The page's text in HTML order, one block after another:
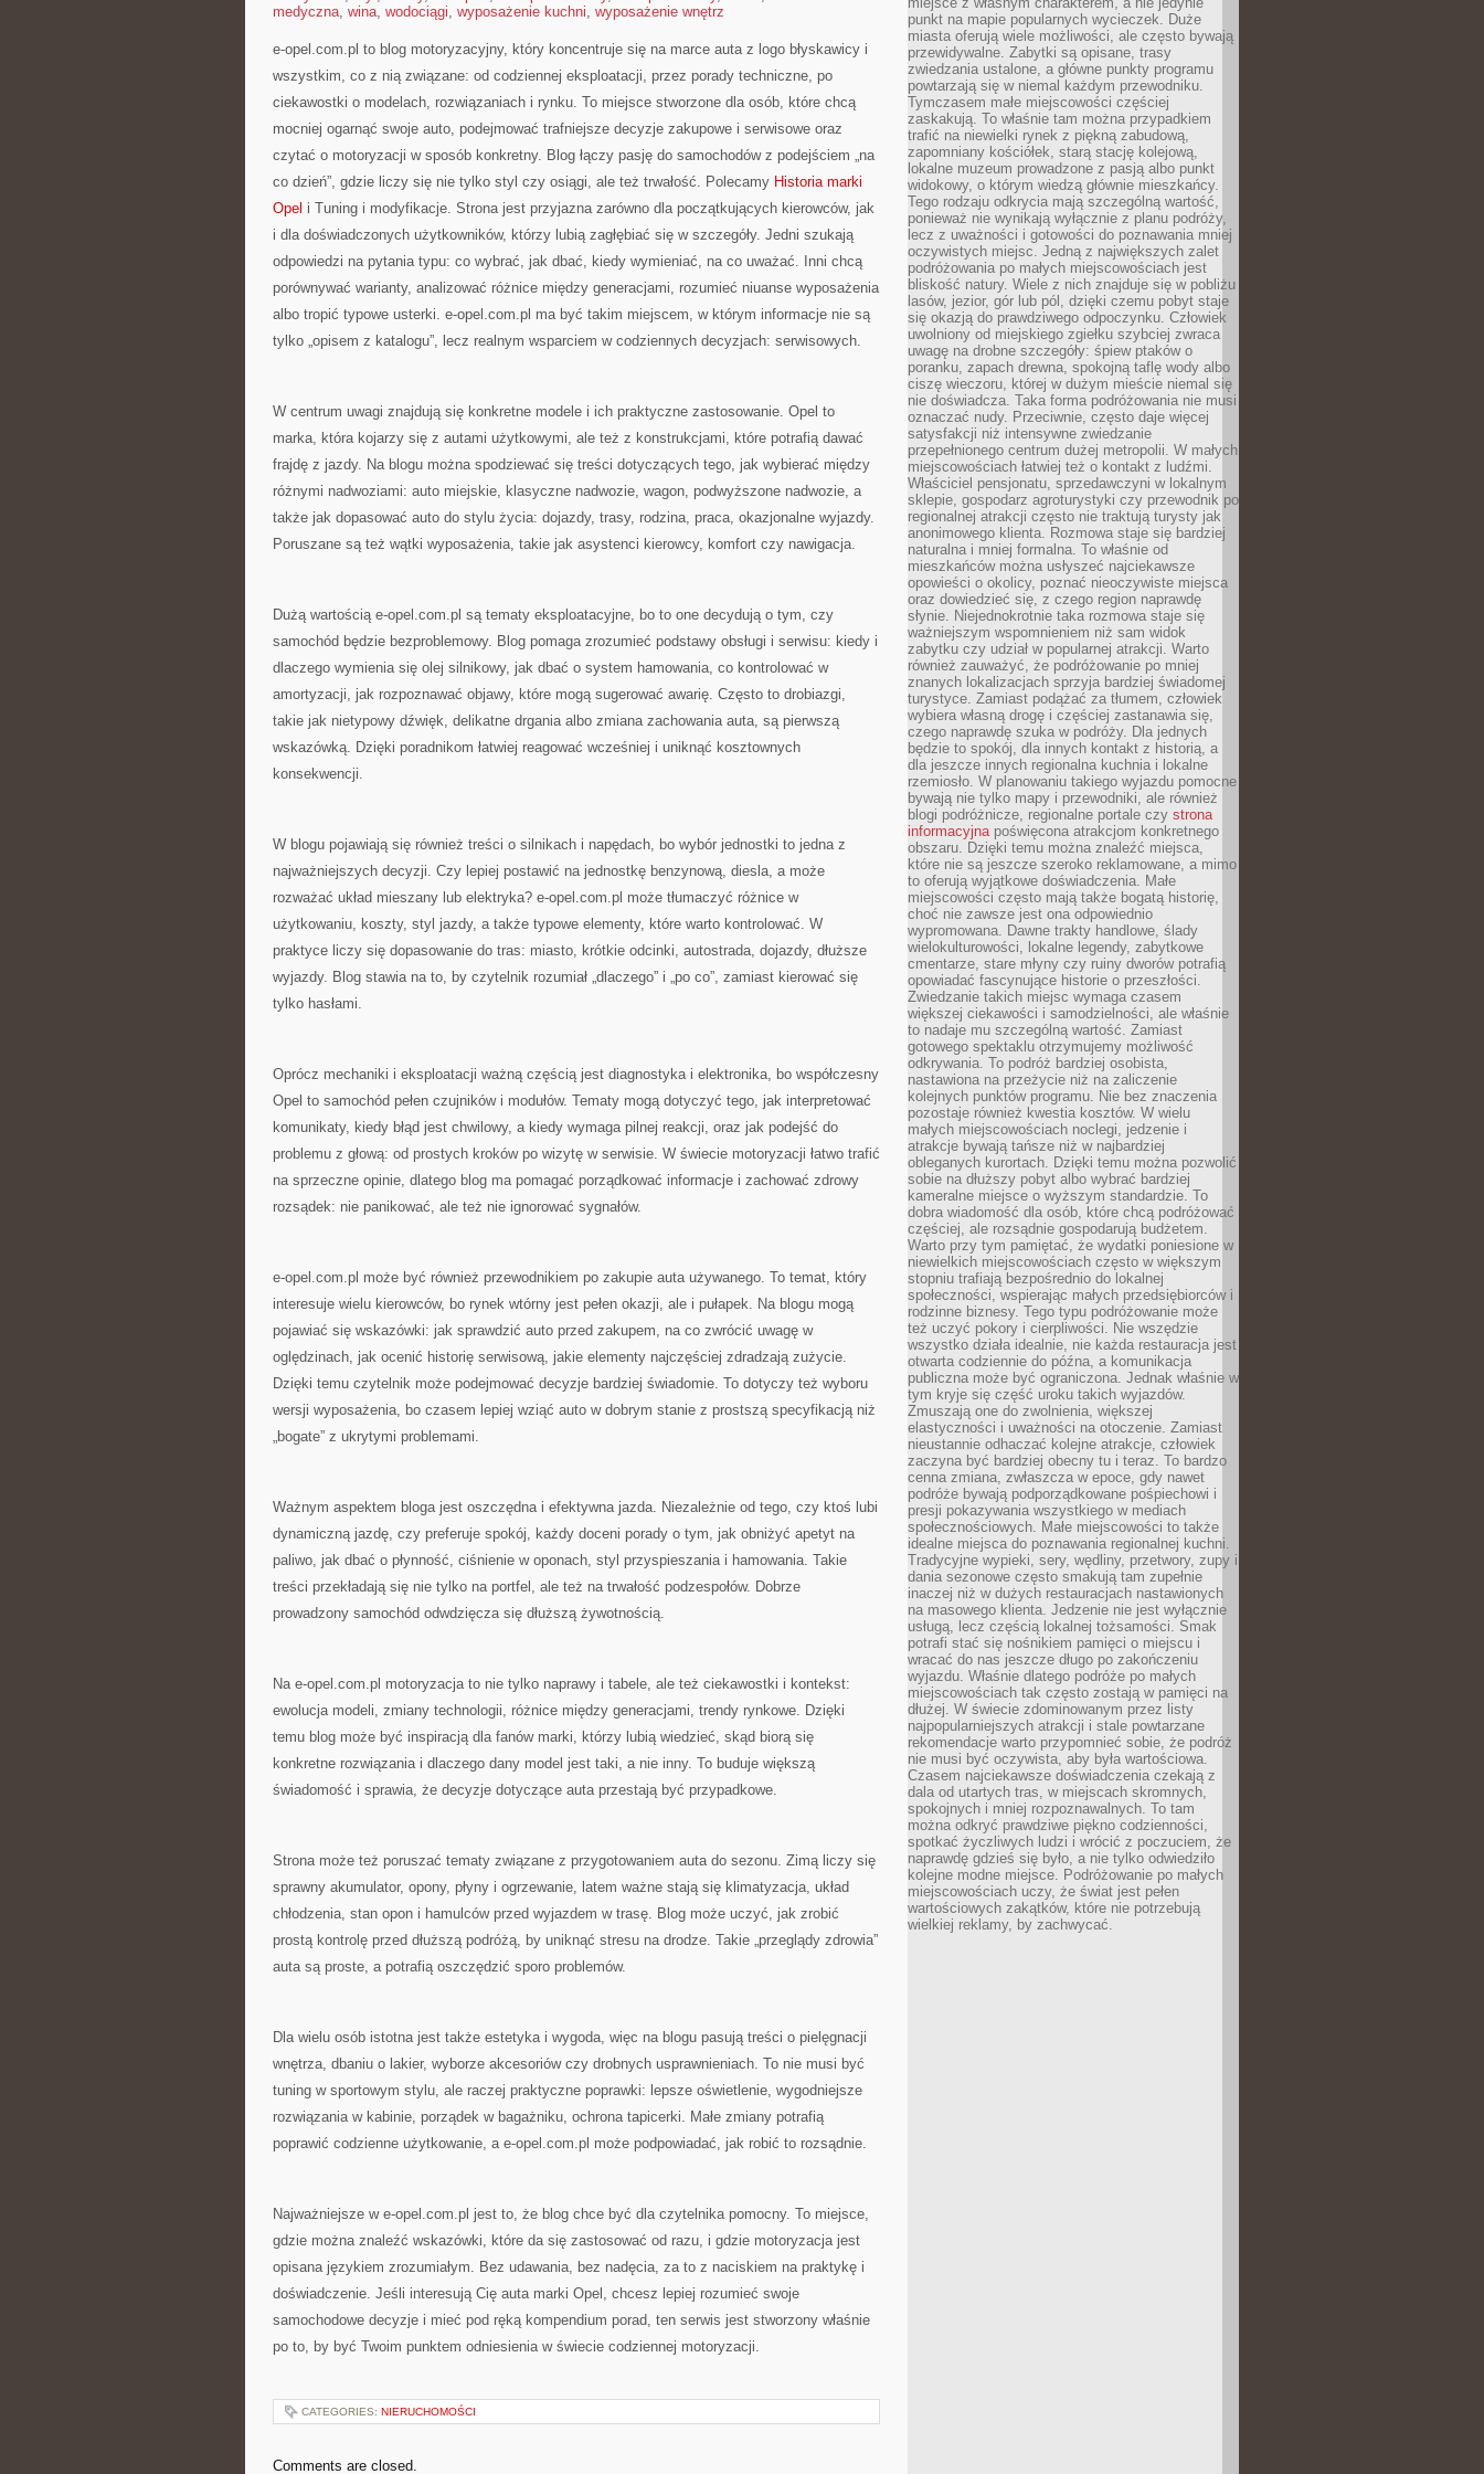
medyczna, wina, wodociągi, wyposażenie kuchni, wyposażenie wnętrz
e-opel.com.pl to blog motoryzacyjny, który koncentruje się na marce auta z logo błyskawicy i
wszystkim, co z nią związane: od codziennej eksploatacji, przez porady techniczne, po
ciekawostki o modelach, rozwiązaniach i rynku. To miejsce stworzone dla osób, które chcą
mocniej ogarnąć swoje auto, podejmować trafniejsze decyzje zakupowe i serwisowe oraz
czytać o motoryzacji w sposób konkretny. Blog łączy pasję do samochodów z podejściem „na
co dzień”, gdzie liczy się nie tylko styl czy osiągi, ale też trwałość. Polecamy Historia marki
Opel i Tuning i modyfikacje. Strona jest przyjazna zarówno dla początkujących kierowców, jak
i dla doświadczonych użytkowników, którzy lubią zagłębiać się w szczegóły. Jedni szukają
odpowiedzi na pytania typu: co wybrać, jak dbać, kiedy wymieniać, na co uważać. Inni chcą
porównywać warianty, analizować różnice między generacjami, rozumieć niuanse wyposażenia
albo tropić typowe usterki. e-opel.com.pl ma być takim miejscem, w którym informacje nie są
tylko „opisem z katalogu”, lecz realnym wsparciem w codziennych decyzjach: serwisowych.
W centrum uwagi znajdują się konkretne modele i ich praktyczne zastosowanie. Opel to
marka, która kojarzy się z autami użytkowymi, ale też z konstrukcjami, które potrafią dawać
frajdę z jazdy. Na blogu można spodziewać się treści dotyczących tego, jak wybierać między
różnymi nadwoziami: auto miejskie, klasyczne nadwozie, wagon, podwyższone nadwozie, a
także jak dopasować auto do stylu życia: dojazdy, trasy, rodzina, praca, okazjonalne wyjazdy.
Poruszane są też wątki wyposażenia, takie jak asystenci kierowcy, komfort czy nawigacja.
Dużą wartością e-opel.com.pl są tematy eksploatacyjne, bo to one decydują o tym, czy
samochód będzie bezproblemowy. Blog pomaga zrozumieć podstawy obsługi i serwisu: kiedy i
dlaczego wymienia się olej silnikowy, jak dbać o system hamowania, co kontrolować w
amortyzacji, jak rozpoznawać objawy, które mogą sugerować awarię. Często to drobiazgi,
takie jak nietypowy dźwięk, delikatne drgania albo zmiana zachowania auta, są pierwszą
wskazówką. Dzięki poradnikom łatwiej reagować wcześniej i uniknąć kosztownych
konsekwencji.
W blogu pojawiają się również treści o silnikach i napędach, bo wybór jednostki to jedna z
najważniejszych decyzji. Czy lepiej postawić na jednostkę benzynową, diesla, a może
rozważać układ mieszany lub elektryka? e-opel.com.pl może tłumaczyć różnice w
użytkowaniu, koszty, styl jazdy, a także typowe elementy, które warto kontrolować. W
praktyce liczy się dopasowanie do tras: miasto, krótkie odcinki, autostrada, dojazdy, dłuższe
wyjazdy. Blog stawia na to, by czytelnik rozumiał „dlaczego” i „po co”, zamiast kierować się
tylko hasłami.
Oprócz mechaniki i eksploatacji ważną częścią jest diagnostyka i elektronika, bo współczesny
Opel to samochód pełen czujników i modułów. Tematy mogą dotyczyć tego, jak interpretować
komunikaty, kiedy błąd jest chwilowy, a kiedy wymaga pilnej reakcji, oraz jak podejść do
problemu z głową: od prostych kroków po wizytę w serwisie. W świecie motoryzacji łatwo trafić
na sprzeczne opinie, dlatego blog ma pomagać porządkować informacje i zachować zdrowy
rozsądek: nie panikować, ale też nie ignorować sygnałów.
e-opel.com.pl może być również przewodnikiem po zakupie auta używanego. To temat, który
interesuje wielu kierowców, bo rynek wtórny jest pełen okazji, ale i pułapek. Na blogu mogą
pojawiać się wskazówki: jak sprawdzić auto przed zakupem, na co zwrócić uwagę w
oględzinach, jak ocenić historię serwisową, jakie elementy najczęściej zdradzają zużycie.
Dzięki temu czytelnik może podejmować decyzje bardziej świadomie. To dotyczy też wyboru
wersji wyposażenia, bo czasem lepiej wziąć auto w dobrym stanie z prostszą specyfikacją niż
„bogate” z ukrytymi problemami.
Ważnym aspektem bloga jest oszczędna i efektywna jazda. Niezależnie od tego, czy ktoś lubi
dynamiczną jazdę, czy preferuje spokój, każdy doceni porady o tym, jak obniżyć apetyt na
paliwo, jak dbać o płynność, ciśnienie w oponach, styl przyspieszania i hamowania. Takie
treści przekładają się nie tylko na portfel, ale też na trwałość podzespołów. Dobrze
prowadzony samochód odwdzięcza się dłuższą żywotnością.
Na e-opel.com.pl motoryzacja to nie tylko naprawy i tabele, ale też ciekawostki i kontekst:
ewolucja modeli, zmiany technologii, różnice między generacjami, trendy rynkowe. Dzięki
temu blog może być inspiracją dla fanów marki, którzy lubią wiedzieć, skąd biorą się
konkretne rozwiązania i dlaczego dany model jest taki, a nie inny. To buduje większą
świadomość i sprawia, że decyzje dotyczące auta przestają być przypadkowe.
Strona może też poruszać tematy związane z przygotowaniem auta do sezonu. Zimą liczy się
sprawny akumulator, opony, płyny i ogrzewanie, latem ważne stają się klimatyzacja, układ
chłodzenia, stan opon i hamulców przed wyjazdem w trasę. Blog może uczyć, jak zrobić
prostą kontrolę przed dłuższą podróżą, by uniknąć stresu na drodze. Takie „przeglądy zdrowia”
auta są proste, a potrafią oszczędzić sporo problemów.
Dla wielu osób istotna jest także estetyka i wygoda, więc na blogu pasują treści o pielęgnacji
wnętrza, dbaniu o lakier, wyborze akcesoriów czy drobnych usprawnieniach. To nie musi być
tuning w sportowym stylu, ale raczej praktyczne poprawki: lepsze oświetlenie, wygodniejsze
rozwiązania w kabinie, porządek w bagażniku, ochrona tapicerki. Małe zmiany potrafią
poprawić codzienne użytkowanie, a e-opel.com.pl może podpowiadać, jak robić to rozsądnie.
Najważniejsze w e-opel.com.pl jest to, że blog chce być dla czytelnika pomocny. To miejsce,
gdzie można znaleźć wskazówki, które da się zastosować od razu, i gdzie motoryzacja jest
opisana językiem zrozumiałym. Bez udawania, bez nadęcia, za to z naciskiem na praktykę i
doświadczenie. Jeśli interesują Cię auta marki Opel, chcesz lepiej rozumieć swoje
samochodowe decyzje i mieć pod ręką kompendium porad, ten serwis jest stworzony właśnie
po to, by być Twoim punktem odniesienia w świecie codziennej motoryzacji.
CATEGORIES: NIERUCHOMOŚCI
Comments are closed.
punkt na mapie popularnych wycieczek. Duże
miasta oferują wiele możliwości, ale często bywają
przewidywalne. Zabytki są opisane, trasy
zwiedzania ustalone, a główne punkty programu
powtarzają się w niemal każdym przewodniku.
Tymczasem małe miejscowości częściej
zaskakują. To właśnie tam można przypadkiem
trafić na niewielki rynek z piękną zabudową,
zapomniany kościółek, starą stację kolejową,
lokalne muzeum prowadzone z pasją albo punkt
widokowy, o którym wiedzą głównie mieszkańcy.
Tego rodzaju odkrycia mają szczególną wartość,
ponieważ nie wynikają wyłącznie z planu podróży,
lecz z uważności i gotowości do poznawania mniej
oczywistych miejsc. Jedną z największych zalet
podróżowania po małych miejscowościach jest
bliskość natury. Wiele z nich znajduje się w pobliżu
lasów, jezior, gór lub pól, dzięki czemu pobyt staje
się okazją do prawdziwego odpoczynku. Człowiek
uwolniony od miejskiego zgiełku szybciej zwraca
uwagę na drobne szczegóły: śpiew ptaków o
poranku, zapach drewna, spokojną taflę wody albo
ciszę wieczoru, której w dużym mieście niemal się
nie doświadcza. Taka forma podróżowania nie musi
oznaczać nudy. Przeciwnie, często daje więcej
satysfakcji niż intensywne zwiedzanie
przepełnionego centrum dużej metropolii. W małych
miejscowościach łatwiej też o kontakt z ludźmi.
Właściciel pensjonatu, sprzedawczyni w lokalnym
sklepie, gospodarz agroturystyki czy przewodnik po
regionalnej atrakcji często nie traktują turysty jak
anonimowego klienta. Rozmowa staje się bardziej
naturalna i mniej formalna. To właśnie od
mieszkańców można usłyszeć najciekawsze
opowieści o okolicy, poznać nieoczywiste miejsca
oraz dowiedzieć się, z czego region naprawdę
słynie. Niejednokrotnie taka rozmowa staje się
ważniejszym wspomnieniem niż sam widok
zabytku czy udział w popularnej atrakcji. Warto
również zauważyć, że podróżowanie po mniej
znanych lokalizacjach sprzyja bardziej świadomej
turystyce. Zamiast podążać za tłumem, człowiek
wybiera własną drogę i częściej zastanawia się,
czego naprawdę szuka w podróży. Dla jednych
będzie to spokój, dla innych kontakt z historią, a
dla jeszcze innych regionalna kuchnia i lokalne
rzemiosło. W planowaniu takiego wyjazdu pomocne
bywają nie tylko mapy i przewodniki, ale również
blogi podróżnicze, regionalne portale czy strona
informacyjnapoświęcona atrakcjom konkretnego
obszaru. Dzięki temu można znaleźć miejsca,
które nie są jeszcze szeroko reklamowane, a mimo
to oferują wyjątkowe doświadczenia. Małe
miejscowości często mają także bogatą historię,
choć nie zawsze jest ona odpowiednio
wypromowana. Dawne trakty handlowe, ślady
wielokulturowości, lokalne legendy, zabytkowe
cmentarze, stare młyny czy ruiny dworów potrafią
opowiadać fascynujące historie o przeszłości.
Zwiedzanie takich miejsc wymaga czasem
większej ciekawości i samodzielności, ale właśnie
to nadaje mu szczególną wartość. Zamiast
gotowego spektaklu otrzymujemy możliwość
odkrywania. To podróż bardziej osobista,
nastawiona na przeżycie niż na zaliczenie
kolejnych punktów programu. Nie bez znaczenia
pozostaje również kwestia kosztów. W wielu
małych miejscowościach noclegi, jedzenie i
atrakcje bywają tańsze niż w najbardziej
obleganych kurortach. Dzięki temu można pozwolić
sobie na dłuższy pobyt albo wybrać bardziej
kameralne miejsce o wyższym standardzie. To
dobra wiadomość dla osób, które chcą podróżować
częściej, ale rozsądnie gospodarują budżetem.
Warto przy tym pamiętać, że wydatki poniesione w
niewielkich miejscowościach często w większym
stopniu trafiają bezpośrednio do lokalnej
społeczności, wspierając małych przedsiębiorców i
rodzinne biznesy. Tego typu podróżowanie może
też uczyć pokory i cierpliwości. Nie wszędzie
wszystko działa idealnie, nie każda restauracja jest
otwarta codziennie do późna, a komunikacja
publiczna może być ograniczona. Jednak właśnie w
tym kryje się część uroku takich wyjazdów.
Zmuszają one do zwolnienia, większej
elastyczności i uważności na otoczenie. Zamiast
nieustannie odhaczać kolejne atrakcje, człowiek
zaczyna być bardziej obecny tu i teraz. To bardzo
cenna zmiana, zwłaszcza w epoce, gdy nawet
podróże bywają podporządkowane pośpiechowi i
presji pokazywania wszystkiego w mediach
społecznościowych. Małe miejscowości to także
idealne miejsca do poznawania regionalnej kuchni.
Tradycyjne wypieki, sery, wędliny, przetwory, zupy i
dania sezonowe często smakują tam zupełnie
inaczej niż w dużych restauracjach nastawionych
na masowego klienta. Jedzenie nie jest wyłącznie
usługą, lecz częścią lokalnej tożsamości. Smak
potrafi stać się nośnikiem pamięci o miejscu i
wracać do nas jeszcze długo po zakończeniu
wyjazdu. Właśnie dlatego podróże po małych
miejscowościach tak często zostają w pamięci na
dłużej. W świecie zdominowanym przez listy
najpopularniejszych atrakcji i stale powtarzane
rekomendacje warto przypomnieć sobie, że podróż
nie musi być oczywista, aby była wartościowa.
Czasem najciekawsze doświadczenia czekają z
dala od utartych tras, w miejscach skromnych,
spokojnych i mniej rozpoznawalnych. To tam
można odkryć prawdziwe piękno codzienności,
spotkać życzliwych ludzi i wrócić z poczuciem, że
naprawdę gdzieś się było, a nie tylko odwiedziło
kolejne modne miejsce. Podróżowanie po małych
miejscowościach uczy, że świat jest pełen
wartościowych zakątków, które nie potrzebują
wielkiej reklamy, by zachwycać.